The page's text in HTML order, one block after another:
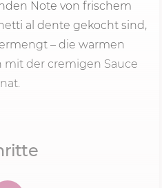
Note von frischem
al dente gekocht sind,
– die warmen
mit der cremigen Sauce